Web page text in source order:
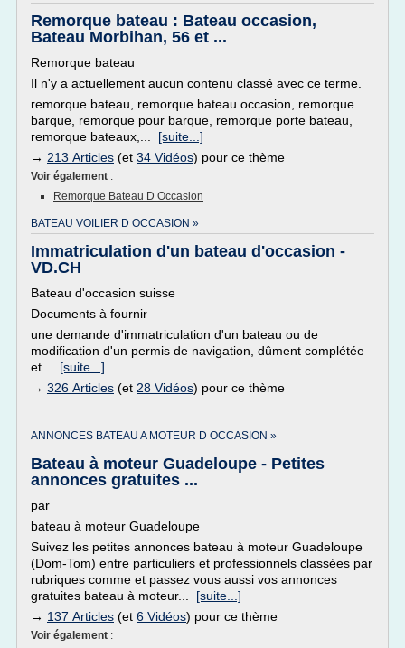
Remorque bateau : Bateau occasion,
Bateau Morbihan, 56 et ...
Remorque bateau
Il n'y a actuellement aucun contenu classé avec ce terme.
remorque bateau, remorque bateau occasion, remorque
barque, remorque pour barque, remorque porte bateau,
remorque bateaux,... [suite...]
→ 213 Articles (et 34 Vidéos) pour ce thème
Voir également :
Remorque Bateau D Occasion
BATEAU VOILIER D OCCASION »
Immatriculation d'un bateau d'occasion -
VD.CH
Bateau d'occasion suisse
Documents à fournir
une demande d'immatriculation d'un bateau ou de
modification d'un permis de navigation, dûment complétée
et... [suite...]
→ 326 Articles (et 28 Vidéos) pour ce thème
ANNONCES BATEAU A MOTEUR D OCCASION »
Bateau à moteur Guadeloupe - Petites
annonces gratuites ...
par
bateau à moteur Guadeloupe
Suivez les petites annonces bateau à moteur Guadeloupe
(Dom-Tom) entre particuliers et professionnels classées par
rubriques comme et passez vous aussi vos annonces
gratuites bateau à moteur... [suite...]
→ 137 Articles (et 6 Vidéos) pour ce thème
Voir également :